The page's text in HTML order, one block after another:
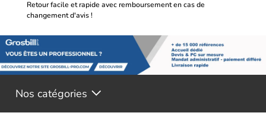
Retour facile et rapide avec remboursement en cas de
changement d'avis !
Nos catégories